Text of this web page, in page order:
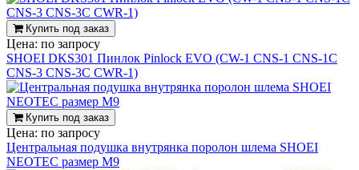
Купить под заказ
Цена: по запросу
SHOEI DKS301 Пинлок Pinlock EVO (CW-1 CNS-1 CNS-1C
CNS-3 CNS-3C CWR-1)
Купить под заказ
Цена: по запросу
Центральная подушка внутрянка поролон шлема SHOEI
NEOTEC размер M9